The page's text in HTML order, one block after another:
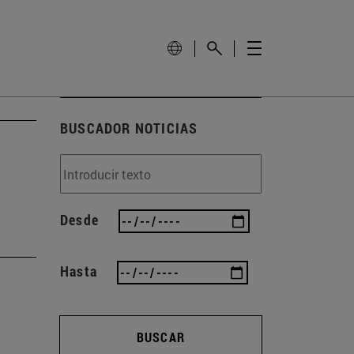
BUSCADOR NOTICIAS
Desde
Hasta
BUSCAR